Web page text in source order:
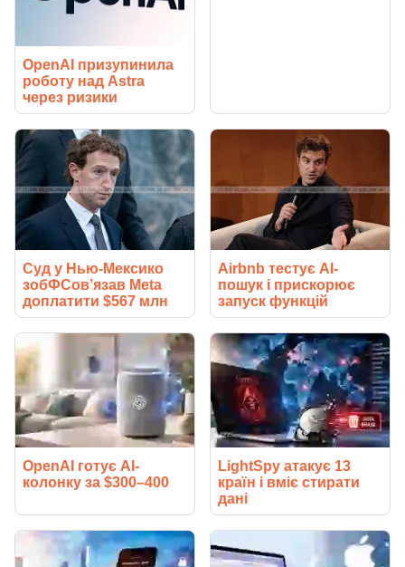
OpenAI призупинила
роботу над Astra
через ризики
Суд у Нью-Мексико
зобФСов’язав Meta
доплатити $567 млн
Airbnb тестує AI-
пошук і прискорює
запуск функцій
OpenAI готує AI-
колонку за $300–400
LightSpy атакує 13
країн і вміє стирати
дані